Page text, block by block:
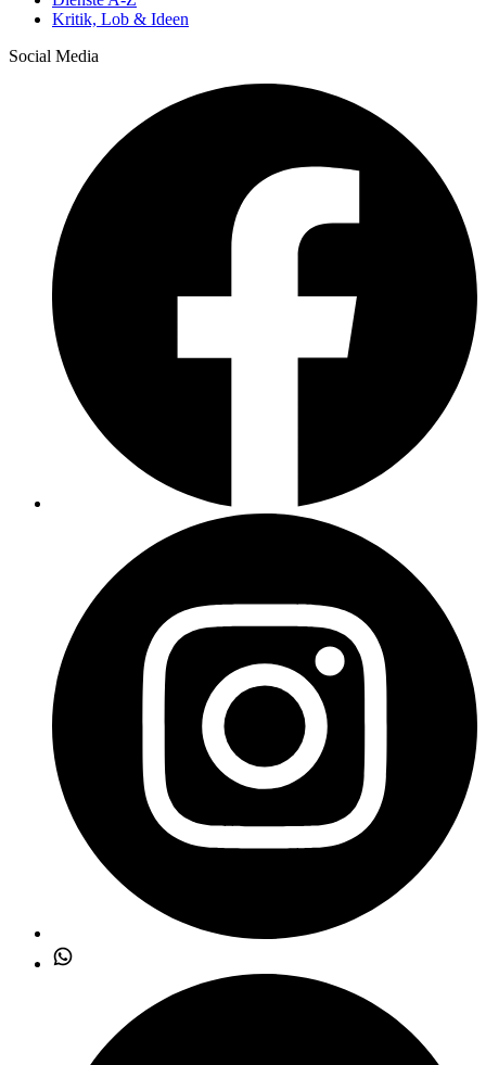
Kritik, Lob & Ideen
Social Media